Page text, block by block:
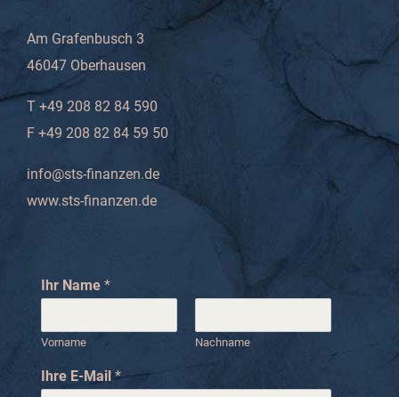
Am Grafenbusch 3
46047 Oberhausen
T +49 208 82 84 590
F +49 208 82 84 59 50
info@sts-finanzen.de
www.sts-finanzen.de
Ihr Name *
Vorname Nachname
N
a
Ihre E-Mail *